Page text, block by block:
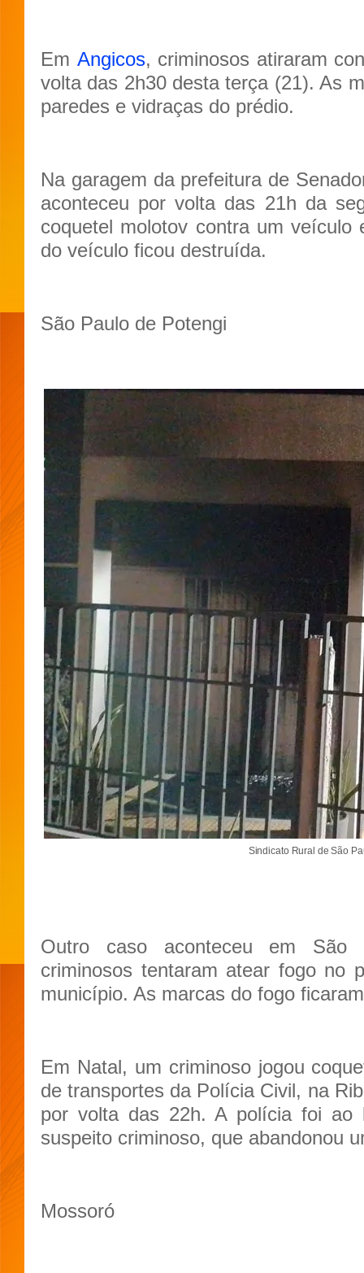
Em Angicos, criminosos atiraram
volta das 2h30 desta terça (21). As
paredes e vidraças do prédio.
Na garagem da prefeitura de
aconteceu por volta das 21h da
coquetel molotov contra um veículo
do veículo ficou destruída.
São Paulo de Potengi
Sindicato Rural de São
Outro caso aconteceu em São
criminosos tentaram atear fogo no
município. As marcas do fogo
Em Natal, um criminoso jogou
de transportes da Polícia Civil, na
por volta das 22h. A polícia foi
suspeito criminoso, que abandonou
Mossoró